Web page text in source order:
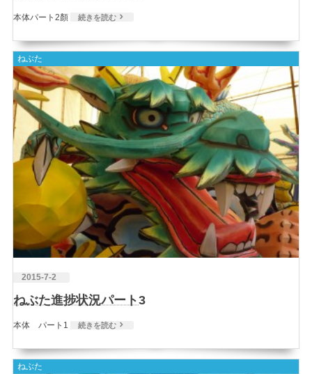
本体パート2顏 続きを読む
ねぶた
2015-7-2
ねぶた進捗状況パート3
本体 パート1 続きを読む
ねぶた